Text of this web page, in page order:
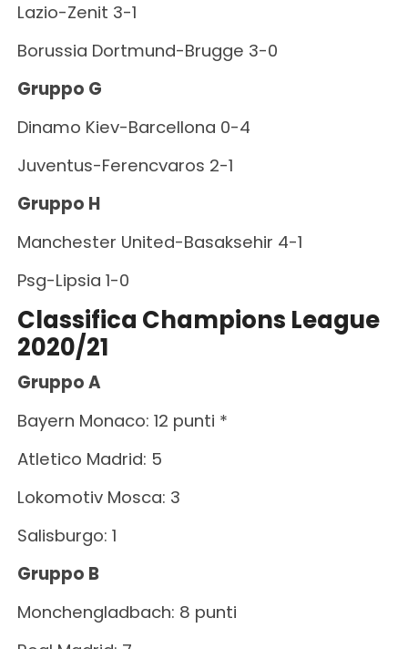
Lazio-Zenit 3-1
Borussia Dortmund-Brugge 3-0
Gruppo G
Dinamo Kiev-Barcellona 0-4
Juventus-Ferencvaros 2-1
Gruppo H
Manchester United-Basaksehir 4-1
Psg-Lipsia 1-0
Classifica Champions League
2020/21
Gruppo A
Bayern Monaco: 12 punti *
Atletico Madrid: 5
Lokomotiv Mosca: 3
Salisburgo: 1
Gruppo B
Monchengladbach: 8 punti